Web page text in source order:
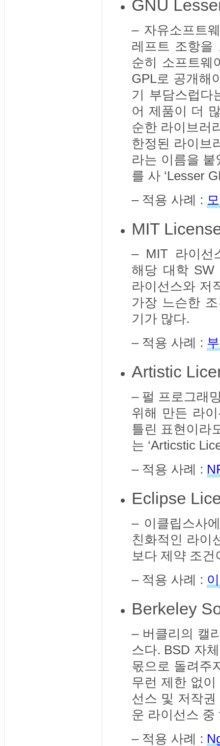
GNU
– 자유소프트
레프트 조항을
순히 소프트웨
GPL로 공개해
기 부담스럽다
어 제품이 더
순한 라이브러
한정된 라이브
라는 이름을
를 사 ‘Lesser
– 적용 사례 :
MIT
– MIT 라이선
해당 대학 SW
라이선스와 저
가장 느슨한
기가 많다.
– 적용 사례 :
Artistic
– 펄 프로그래
위해 만든 라
틀린 표현이라
는 ‘Articstic
– 적용 사례 :
Eclipse
– 이클립스사
친화적인 라이
보다 제약 조
– 적용 사례 :
Berkeley
– 버클리의 캘
스다. BSD 자
몫으로 돌려주
무런 제한 없
선스 및 저작
운 라이선스 중
– 적용 사례 :